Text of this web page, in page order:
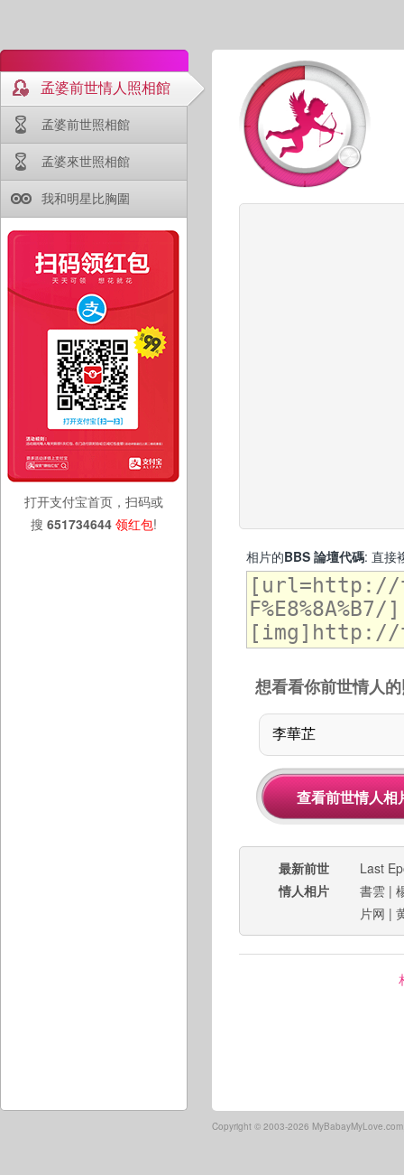
孟婆前世情人照相館
孟婆前世照相館
孟婆來世照相館
我和明星比胸圍
打开支付宝首页，扫码或
搜 651734644 领红包!
相片的BBS 論壇代碼: 直接
想看看你前世情人
最新前世
情人相片
Last
書雲 |
片网 |
Copyright © 2003-2026